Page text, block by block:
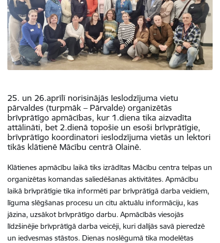
25. un 26.aprīlī norisinājās Ieslodzījuma vietu
pārvaldes (turpmāk – Pārvalde) organizētās
brīvprātīgo apmācības, kur 1.diena tika aizvadīta
attālināti, bet 2.dienā topošie un esoši brīvprātīgie,
brīvprātīgo koordinatori ieslodzījuma vietās un lektori
tikās klātienē Mācību centrā Olainē.
Klātienes apmācību laikā tiks izrādītas Mācību centra telpas un
organizētas komandas saliedēšanas aktivitātes. Apmācību
laikā brīvprātīgie tika informēti par brīvprātīgā darba veidiem,
līguma slēgšanas procesu un citu aktuālu informāciju, kas
jāzina, uzsākot brīvprātīgo darbu. Apmācībās viesojās
līdzšinējie brīvprātīgā darba veicēji, kuri dalījās savā pieredzē
un iedvesmas stāstos. Dienas noslēgumā tika modelētas